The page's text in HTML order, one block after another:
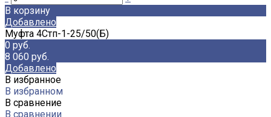
В корзину
Добавлено
Муфта 4Стп-1-25/50(Б)
0 руб.
8 060 руб.
Добавлено
В избранное
В избранном
В сравнение
В сравнении